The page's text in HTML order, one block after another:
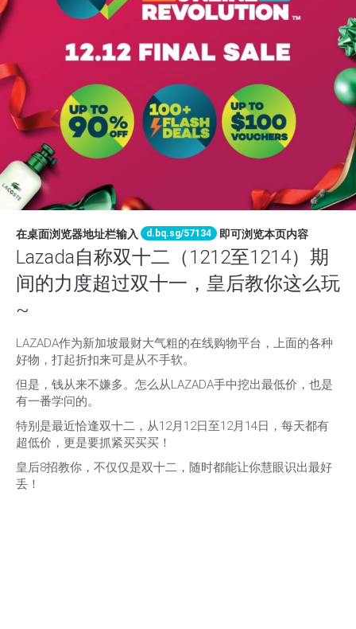
在桌面浏览器地址栏输入 d.bq.sg/57134 即可浏览本页内容
Lazada自称双十二（1212至1214）期
间的力度超过双十一，皇后教你这么玩
~
LAZADA作为新加坡最财大气粗的在线购物平台，上面的各种
好物，打起折扣来可是从不手软。
但是，钱从来不嫌多。怎么从LAZADA手中挖出最低价，也是
有一番学问的。
特别是最近恰逢双十二，从12月12日至12月14日，每天都有
超低价，更是要抓紧买买买！
皇后8招教你，不仅仅是双十二，随时都能让你慧眼识出最好
丢！